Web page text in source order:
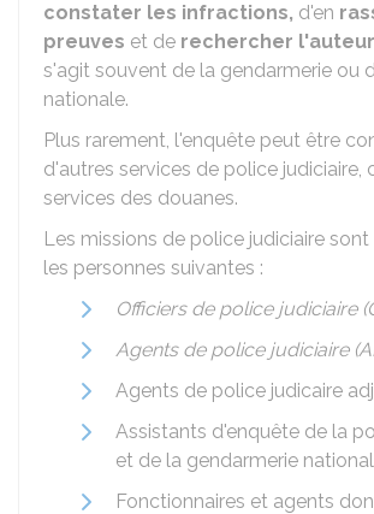
constater les infractions, d'en
preuves et de rechercher
s'agit souvent de la gendarmerie ou
nationale.
Plus rarement, l'enquête peut être
d'autres services de police judiciaire,
services des douanes.
Les missions de police judiciaire
les personnes suivantes :
Officiers de police judiciaire
Agents de police judiciaire
Agents de police judicaire
Assistants d'enquête de la
et de la gendarmerie
Fonctionnaires et agents